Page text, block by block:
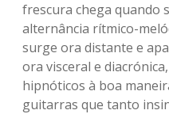
frescura chega quando
alternância rítmico-
surge ora distante e
ora visceral e
hipnóticos à boa
guitarras que tanto